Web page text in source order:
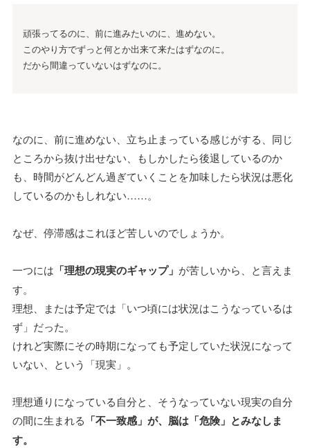
頑張ってるのに、前に進みたいのに、進めない。
このやり方でずっと何とか出来て来たはずなのに。
だから間違っていないはずなのに。
なのに、前に進めない、立ち止まっている感じがする、同じ
ところから抜け出せない、もしかしたら後退しているのか
も、時間がどんどん過ぎていくことを加味したら状況は悪化
しているのかもしれない……。
なぜ、停滞感はこれほど苦しいのでしょうか。
一つには 「理想の現実のギャップ」 が苦しいから、と言えま
す。
理想、または予定では「いつ頃には状況はこうなっているは
ず」だった。
けれど実際にその時期になっても予定していた状況になって
いない、という「現実」。
理想通りになっている自分と、そうなっていない現実の自分
の間に生まれる 「不一致感」が、脳は「危険」とみなしま
す。